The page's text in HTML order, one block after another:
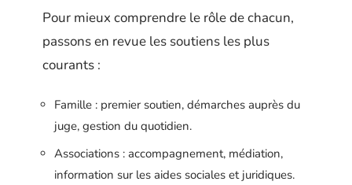
Pour mieux comprendre le rôle de chacun,
passons en revue les soutiens les plus
courants :
Famille : premier soutien, démarches auprès du
juge, gestion du quotidien.
Associations : accompagnement, médiation,
information sur les aides sociales et juridiques.